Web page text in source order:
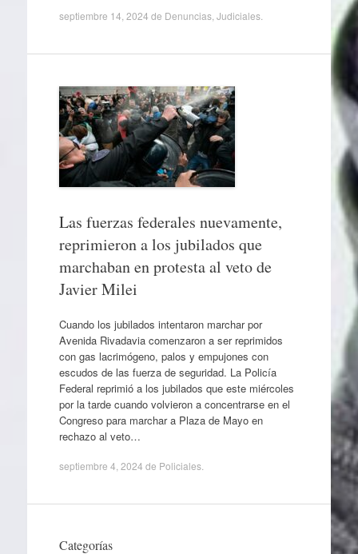
septiembre 14, 2024 de Denuncias, Judiciales.
Las fuerzas federales nuevamente,
reprimieron a los jubilados que
marchaban en protesta al veto de
Javier Milei
Cuando los jubilados intentaron marchar por
Avenida Rivadavia comenzaron a ser reprimidos
con gas lacrimógeno, palos y empujones con
escudos de las fuerza de seguridad. La Policía
Federal reprimió a los jubilados que este miércoles
por la tarde cuando volvieron a concentrarse en el
Congreso para marchar a Plaza de Mayo en
rechazo al veto…
septiembre 4, 2024 de Policiales.
Categorías